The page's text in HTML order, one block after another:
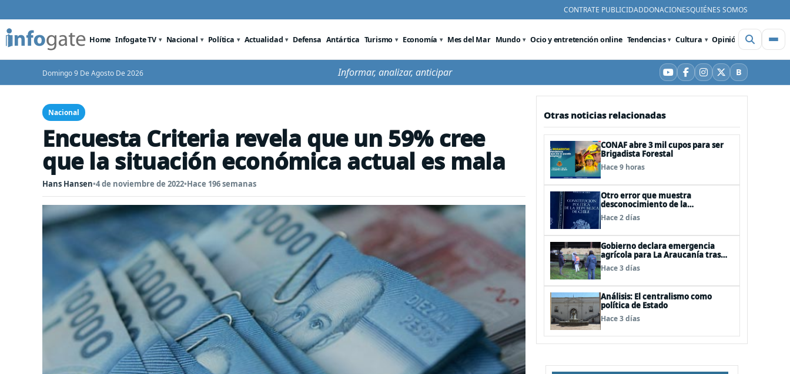
CONTRATE PUBLICIDADDONACIONESQUIÉNES SOMOS
Home Infogate TV Nacional Política Actualidad Defensa Antártica Turismo Economía Mes del Mar Mundo Ocio y entretención online Tendencias Cultura Opinión Videos
Domingo 9 De Agosto De 2026 Informar, analizar, anticipar YouTube
Facebook
Instagram
X BBluesky
Nacional
Encuesta Criteria revela que un 59% cree
que la situación económica actual es mala
Hans Hansen•4 de noviembre de 2022•Hace 196 semanas
Otras noticias relacionadas
CONAF abre 3 mil cupos para ser
Brigadista Forestal
Hace 9 horas
Otro error que muestra
desconocimiento de la
Constitución: Artículo 1 consagra
resguardar la seguridad nacional y
Hace 2 días
Gobierno declara emergencia
agrícola para La Araucanía tras
desastres por pasos de sistemas
frontales
Hace 3 días
Análisis: El centralismo como
política de Estado
Hace 3 días